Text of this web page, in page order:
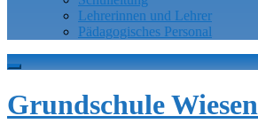
Lehrerinnen und Lehrer
Pädagogisches Personal
Grundschule